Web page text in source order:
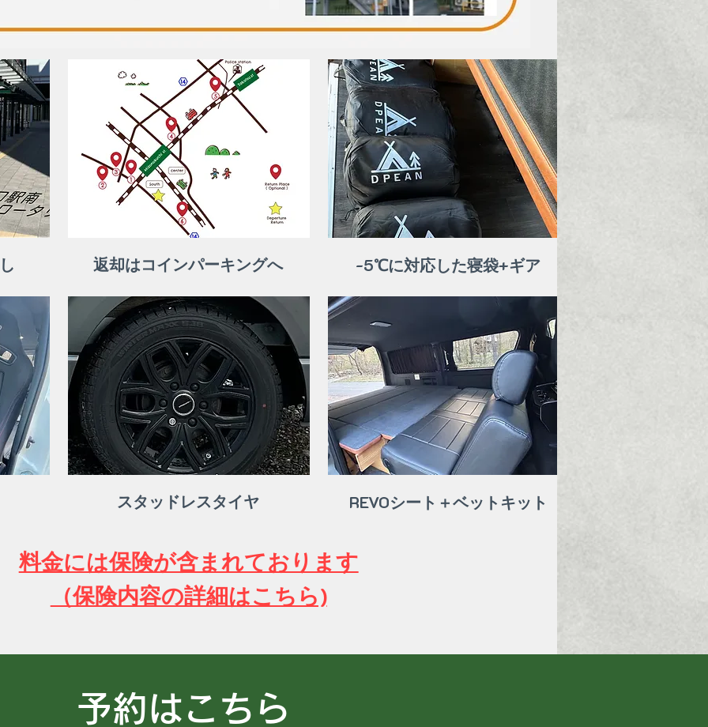
​返却はコインパーキングへ -5℃に対応した寝袋+ギア
スタッドレスタイヤ REVOシート＋ベットキット
料金には保険が含まれております
（保険内容の詳細はこちら)
予約はこちら